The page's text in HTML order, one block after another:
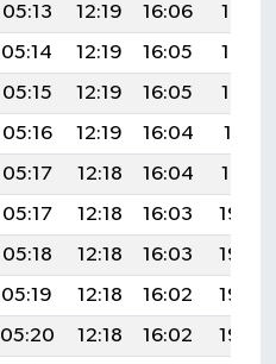
05:13 12:19 16:06
19:15
05:14 12:19 16:05
19:14
05:15 12:19 16:05
19:13
05:16 12:19 16:04
19:11
05:17 12:18 16:04
19:10
05:17 12:18 16:03
19:09
05:18 12:18 16:03
19:08
05:19 12:18 16:02
19:06
05:20 12:18 16:02
19:05